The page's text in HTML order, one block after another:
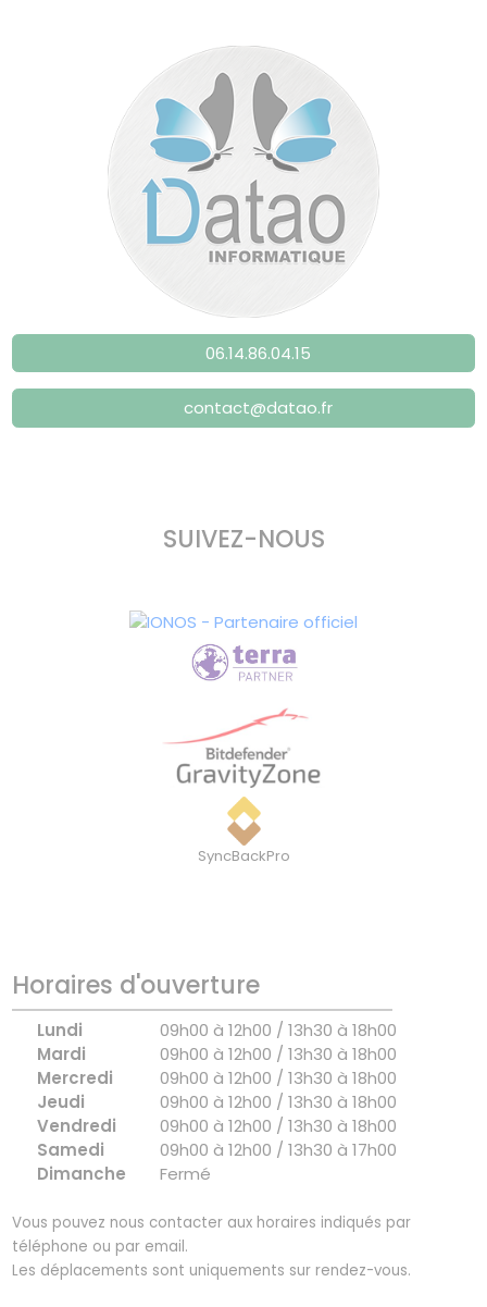
06.14.86.04.15
contact@datao.fr
SUIVEZ-NOUS
SyncBackPro
Horaires d'ouverture
Lundi
09h00 à 12h00 / 13h30 à 18h00
Mardi
09h00 à 12h00 / 13h30 à 18h00
Mercredi
09h00 à 12h00 / 13h30 à 18h00
Jeudi
09h00 à 12h00 / 13h30 à 18h00
Vendredi
09h00 à 12h00 / 13h30 à 18h00
Samedi
09h00 à 12h00 / 13h30 à 17h00
Dimanche
Fermé
Vous pouvez nous contacter aux horaires indiqués par
téléphone ou par email.
Les déplacements sont uniquements sur rendez-vous.